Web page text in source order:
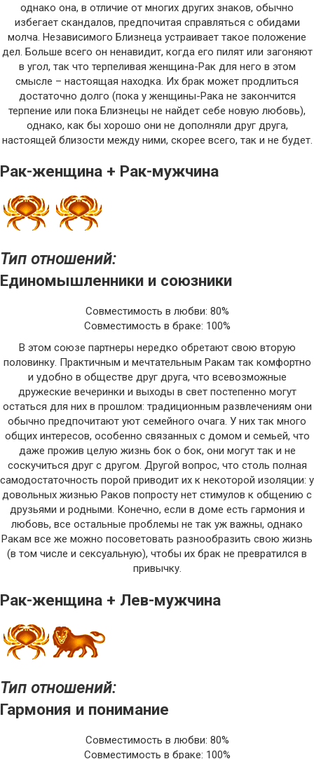
однако она, в отличие от многих других знаков, обычно
избегает скандалов, предпочитая справляться с обидами
молча. Независимого Близнеца устраивает такое положение
дел. Больше всего он ненавидит, когда его пилят или загоняют
в угол, так что терпеливая женщина-Рак для него в этом
смысле – настоящая находка. Их брак может продлиться
достаточно долго (пока у женщины-Рака не закончится
терпение или пока Близнецы не найдет себе новую любовь),
однако, как бы хорошо они не дополняли друг друга,
настоящей близости между ними, скорее всего, так и не будет.
Рак-женщина + Рак-мужчина
Тип отношений:
Единомышленники и союзники
Совместимость в любви: 80%
Совместимость в браке: 100%
В этом союзе партнеры нередко обретают свою вторую
половинку. Практичным и мечтательным Ракам так комфортно
и удобно в обществе друг друга, что всевозможные
дружеские вечеринки и выходы в свет постепенно могут
остаться для них в прошлом: традиционным развлечениям они
обычно предпочитают уют семейного очага. У них так много
общих интересов, особенно связанных с домом и семьей, что
даже прожив целую жизнь бок о бок, они могут так и не
соскучиться друг с другом. Другой вопрос, что столь полная
самодостаточность порой приводит их к некоторой изоляции: у
довольных жизнью Раков попросту нет стимулов к общению с
друзьями и родными. Конечно, если в доме есть гармония и
любовь, все остальные проблемы не так уж важны, однако
Ракам все же можно посоветовать разнообразить свою жизнь
(в том числе и сексуальную), чтобы их брак не превратился в
привычку.
Рак-женщина + Лев-мужчина
Тип отношений:
Гармония и понимание
Совместимость в любви: 80%
Совместимость в браке: 100%